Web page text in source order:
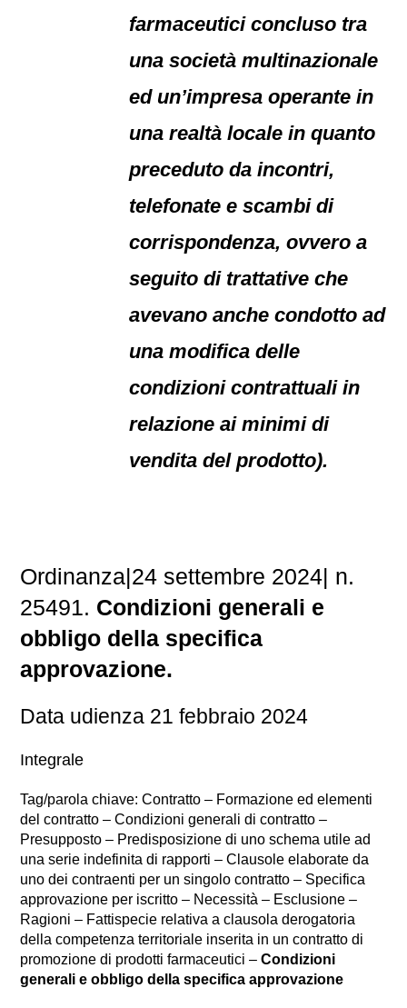
farmaceutici concluso tra
una società multinazionale
ed un’impresa operante in
una realtà locale in quanto
preceduto da incontri,
telefonate e scambi di
corrispondenza, ovvero a
seguito di trattative che
avevano anche condotto ad
una modifica delle
condizioni contrattuali in
relazione ai minimi di
vendita del prodotto).
Ordinanza|24 settembre 2024| n.
25491. Condizioni generali e
obbligo della specifica
approvazione.
Data udienza 21 febbraio 2024
Integrale
Tag/parola chiave: Contratto – Formazione ed elementi
del contratto – Condizioni generali di contratto –
Presupposto – Predisposizione di uno schema utile ad
una serie indefinita di rapporti – Clausole elaborate da
uno dei contraenti per un singolo contratto – Specifica
approvazione per iscritto – Necessità – Esclusione –
Ragioni – Fattispecie relativa a clausola derogatoria
della competenza territoriale inserita in un contratto di
promozione di prodotti farmaceutici –Condizioni
generali e obbligo della specifica approvazione